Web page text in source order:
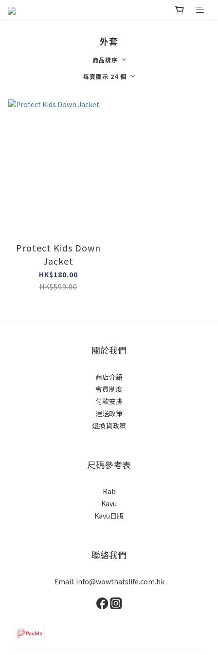
外套
商品排序
每頁顯示 24 個
Protect Kids Down
Jacket
HK$180.00
HK$599.00
關於我們
商店介紹
會員制度
付款安排
運送政策
退換貨政策
尺碼參考表
Rab
Kavu
Kavu日版
聯絡我們
Email: info@wowthatslife.com.hk